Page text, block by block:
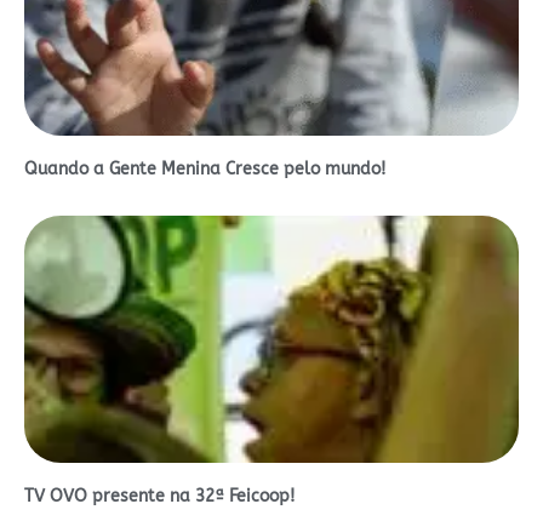
Quando a Gente Menina Cresce pelo mundo!
TV OVO presente na 32ª Feicoop!